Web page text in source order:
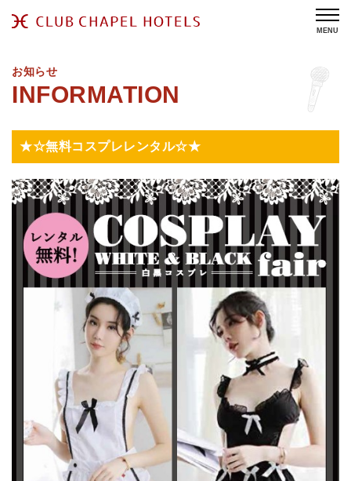
MENU
お知らせ
★☆無料コスプレレンタル☆★